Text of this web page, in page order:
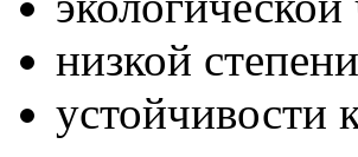
низкой
устойчивости